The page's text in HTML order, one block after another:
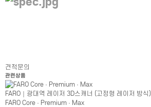
견적문의
관련상품
FARO｜광대역 레이저 3D스캐너 (고정형 레이저 방식)
FARO Core · Premium · Max